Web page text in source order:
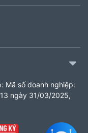
Mã số doanh nghiệp:
ngày 31/03/2025,